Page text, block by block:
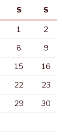
S S
1 2
8 9
15 16
22 23
29 30